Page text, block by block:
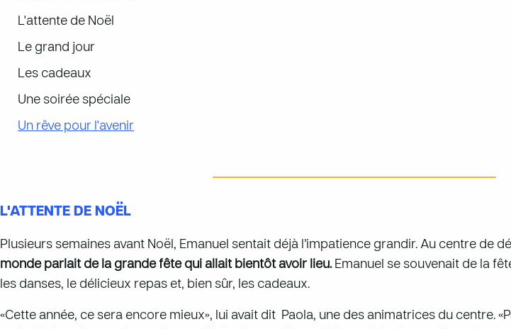
L'attente de Noël
Le grand jour
Les cadeaux
Une soirée spéciale
Un rêve pour l'avenir
L'ATTENTE DE NOËL
Plusieurs semaines avant Noël, Emanuel sentait déjà l’impatience grandir. Au centre de
monde parlait de la grande fête qui allait bientôt avoir lieu.Emanuel se souvenait de la
les danses, le délicieux repas et, bien sûr, les cadeaux.
«Cette année, ce sera encore mieux», lui avait dit Paola, une des animatrices du centre.